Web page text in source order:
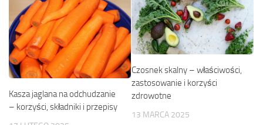
Kasza jaglana na odchudzanie
– korzyści, składniki i przepisy
Czosnek skalny – właściwości,
zastosowanie i korzyści
zdrowotne
13 MARCA 2025